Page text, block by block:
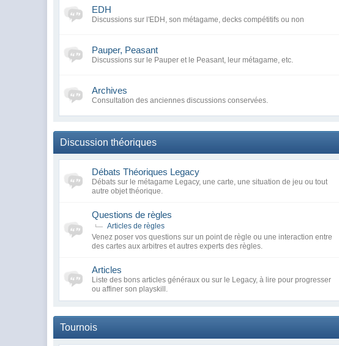
EDH
Discussions sur l'EDH, son métagame, decks compétitifs ou non
Pauper, Peasant
Discussions sur le Pauper et le Peasant, leur métagame, etc.
Archives
Consultation des anciennes discussions conservées.
Discussion théoriques
Débats Théoriques Legacy
Débats sur le métagame Legacy, une carte, une situation de jeu ou tout
autre objet théorique.
Questions de règles
Articles de règles
Venez poser vos questions sur un point de règle ou une interaction entre
des cartes aux arbitres et autres experts des règles.
Articles
Liste des bons articles généraux ou sur le Legacy, à lire pour progresser
ou affiner son playskill.
Tournois